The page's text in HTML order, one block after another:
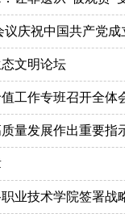
庆祝中国共产党成
文明论坛
工作专班召开全体
量发展作出重要指
业技术学院签署战